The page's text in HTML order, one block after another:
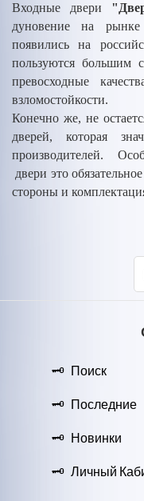
Входные двери
дуновение на
появились на
пользуются большим
превосходные
взломостойкости.
Конечно же, не
дверей, которая
производителей.
двери это
стороны и
Поиск
Последние
Новинки
Личный